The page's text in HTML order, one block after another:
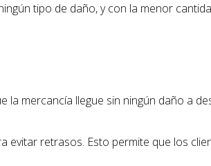
tipo de daño, y con la menor
la mercancía llegue sin ningún daño a
retrasos. Esto permite que los